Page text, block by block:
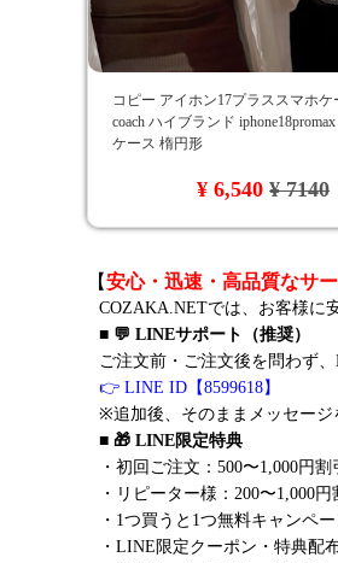
コピー アイホン17プラススマホケ
coach ハイブランド
ケース 楕円形
¥ 6,540¥ 7140
【安心・迅速・高品質なサ
COZAKA.NETでは、お客様に
■ 💬 LINEサポート（推奨）
ご注文前・ご注文後を問わず
👉 LINE ID【8599618】
※追加後、そのままメッセー
■ 🎁 LINE限定特典
・初回ご注文：500〜1,000円割
・リピーター様：200〜1,000円
・1つ買うと1つ無料キャンペー
・LINE限定クーポン・特典配